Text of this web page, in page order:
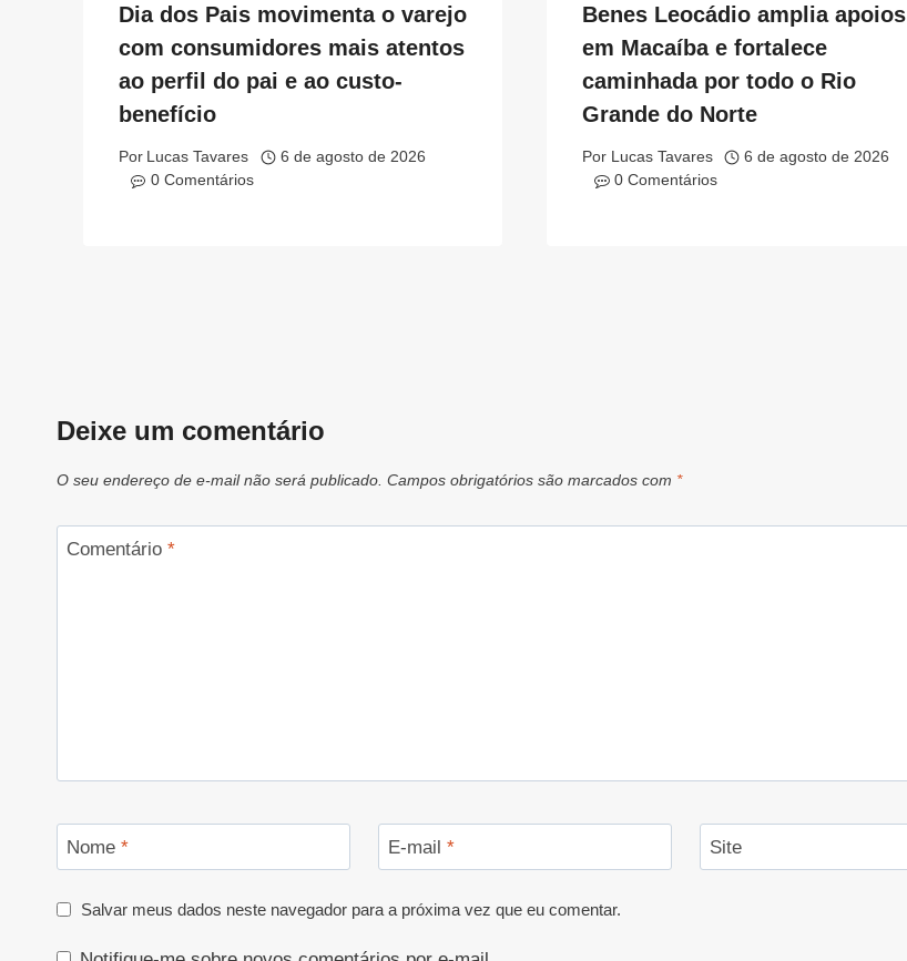
Dia dos Pais movimenta o varejo
com consumidores mais atentos
ao perfil do pai e ao custo-
benefício
Por Lucas Tavares
6 de agosto de 2026
0 Comentários
Benes Leocádio amplia apoios
em Macaíba e fortalece
caminhada por todo o Rio
Grande do Norte
Por Lucas Tavares
6 de agosto de 2026
0 Comentários
Deixe um comentário
O seu endereço de e-mail não será publicado. Campos obrigatórios são marcados com *
Comentário *
Nome * E-mail * Site
Salvar meus dados neste navegador para a próxima vez que eu comentar.